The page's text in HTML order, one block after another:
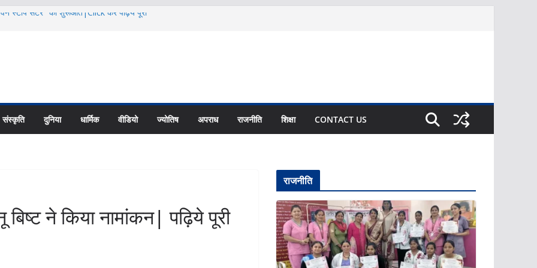
स्टॉप सेंटर ’ की शुरूआत|Click कर पढ़िये पूरी
ढांचे के विकास पर करें फोकस: CS|Click
रोजगार मेला|Click कर पढ़िये पूरी News
संस्कृति दुनिया धार्मिक वीडियो ज्योतिष अपराध राजनीति शिक्षा CONTACT US
ने किया नामांकन| पढ़िये पूरी
राजनीति